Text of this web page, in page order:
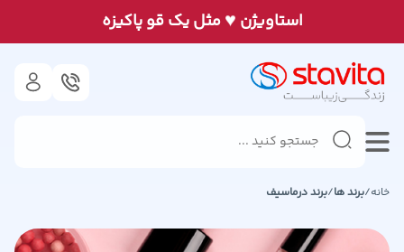
استاويژن ♥مثل يک قو پاكيزه
خانه/برند ها/برنددرماسیف